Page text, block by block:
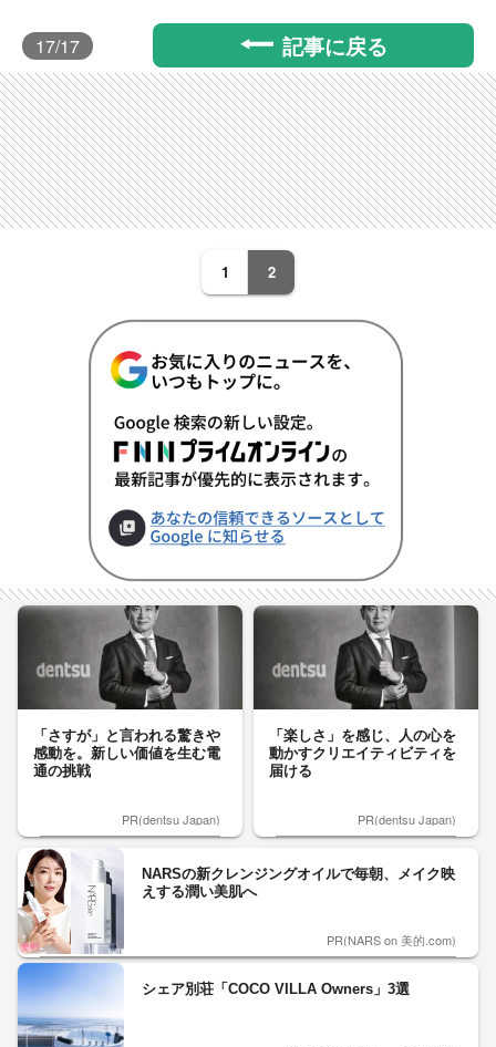
17/17 記事に戻る
1 2
「さすが」と言われる驚きや
感動を。新しい価値を生む電
通の挑戦
PR(dentsu Japan)
「楽しさ」を感じ、人の心を
動かすクリエイティビティを
届ける
PR(dentsu Japan)
NARSの新クレンジングオイルで毎朝、メイク映
えする潤い美肌へ
PR(NARS on 美的.com)
シェア別荘「COCO VILLA Owners」3選